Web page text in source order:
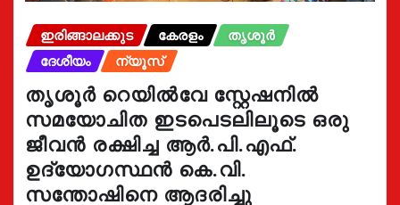
ഇരിങ്ങാലക്കുട കേരളം
തൃശൂർ
ദേശീയം
ന്യൂസ്
തൃശൂർ റെയിൽവേ സ്റ്റേഷനിൽ
സമയോചിത ഇടപെടലിലൂടെ ഒരു
ജീവൻ രക്ഷിച്ച ആർ.പി.എഫ്.
ഉദ്യോഗസ്ഥൻ കെ.വി.
സന്തോഷിനെ ആദരിച്ചു